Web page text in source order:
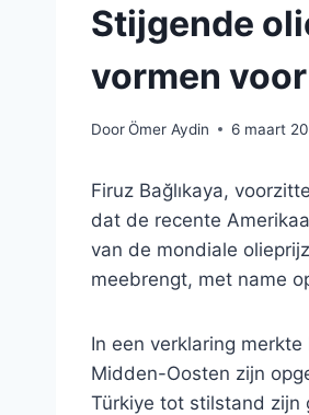
Stijgende
vormen
DoorÖmer Aydin 6 maart
Firuz Bağlıkaya,
dat de recente
van de mondiale
meebrengt, met name
In een verklaring
Midden-Oosten zijn
Türkiye tot stilstand zijn